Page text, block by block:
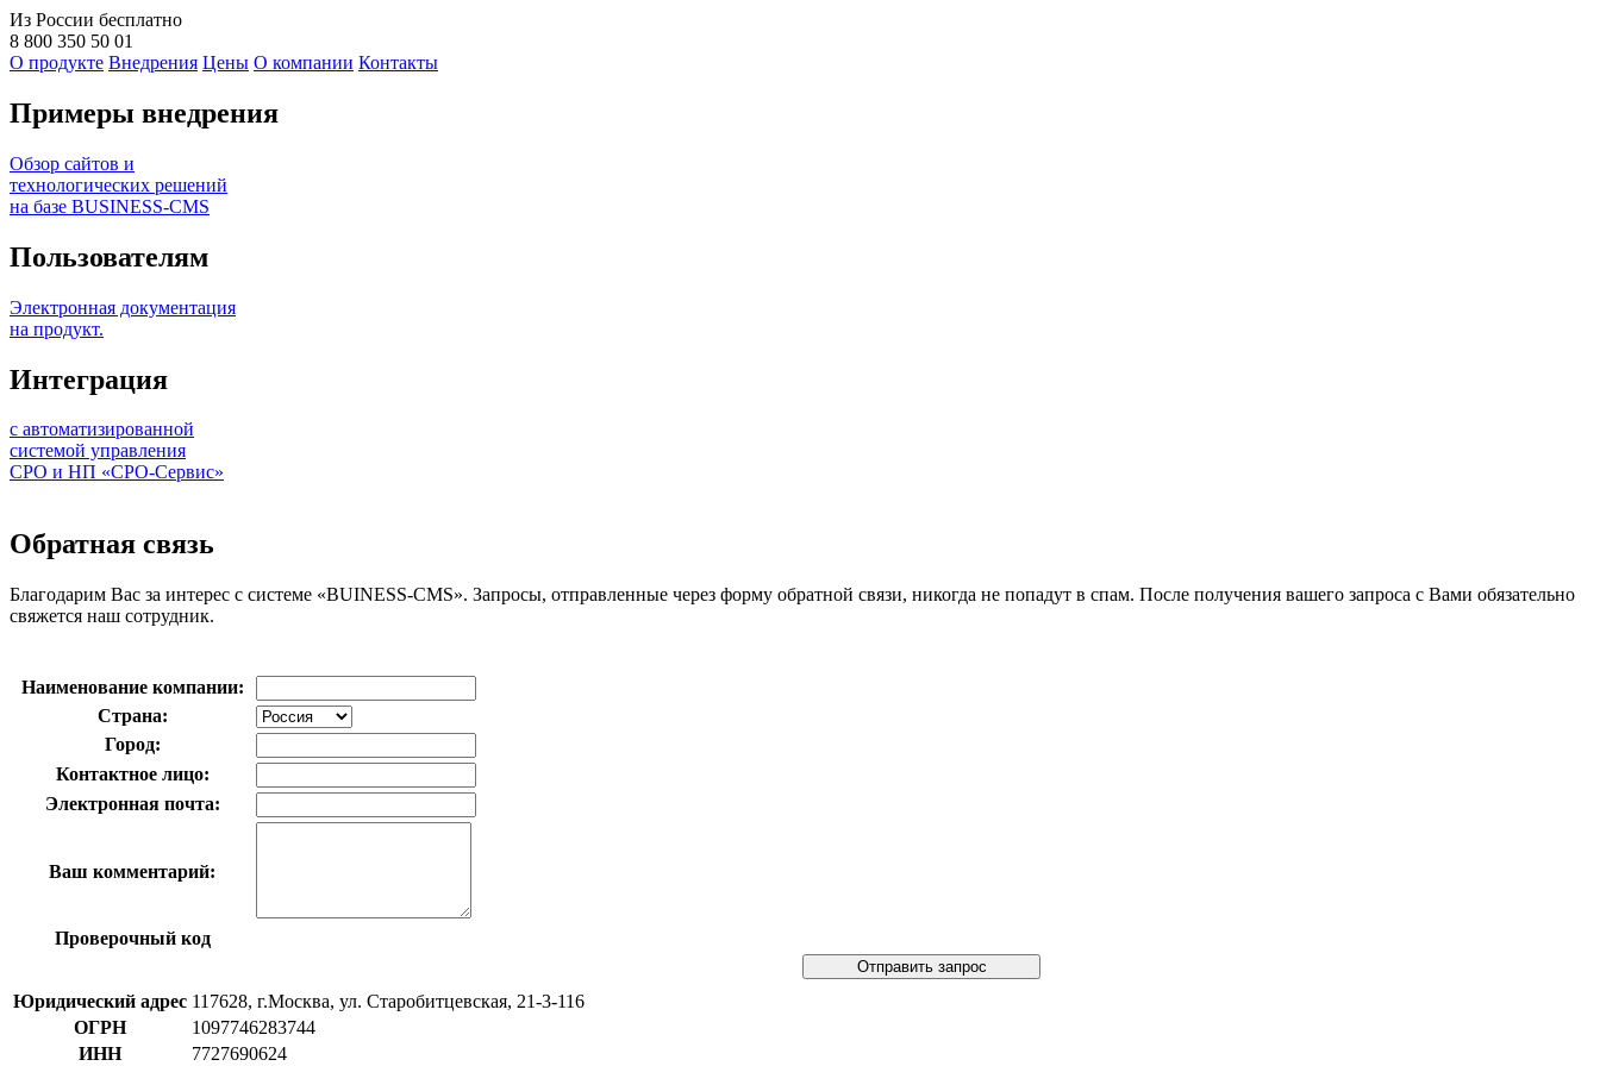
Из России бесплатно
8 800 350 50 01
О продукте Внедрения Цены О компании Контакты
Примеры внедрения
Обзор сайтов и
технологических решений
на базе BUSINESS-CMS
Пользователям
Электронная документация
на продукт.
Интеграция
с автоматизированной
системой управления
СРО и НП «СРО-Сервис»
Обратная связь
Благодарим Вас за интерес с системе «BUINESS-CMS». Запросы, отправленные через форму обратной связи, никогда не попадут в спам. После получения вашего запроса с Вами обязательно
свяжется наш сотрудник.
Наименование компании:
Страна:
Город:
Контактное лицо:
Электронная почта:
Ваш комментарий:
Проверочный код
Юридический адрес 117628, г.Москва, ул. Старобитцевская, 21-3-116
ОГРН
1097746283744
ИНН
7727690624